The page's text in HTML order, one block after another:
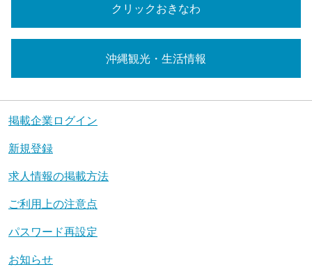
クリックおきなわ
沖縄観光・生活情報
掲載企業ログイン
新規登録
求人情報の掲載方法
ご利用上の注意点
パスワード再設定
お知らせ